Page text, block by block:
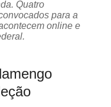
Quatro
para a
online e